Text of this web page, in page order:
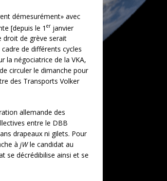
démesurément» avec
[depuis le 1 erjanvier
droit de grève serait
de différents cycles
la négociatrice de la VKA,
circuler le dimanche pour
des Transports Volker
allemande des
entre le DBB
drapeaux ni gilets. Pour
à jWle candidat au
se décrédibilise ainsi et se